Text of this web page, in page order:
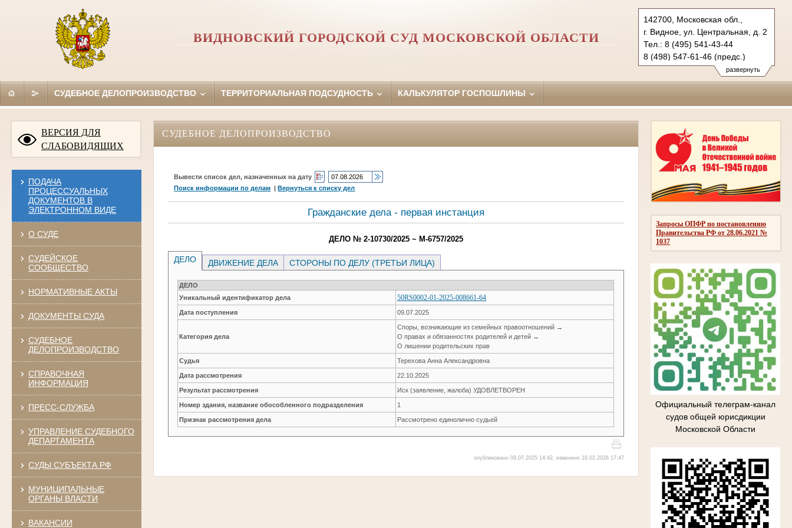
развернуть
142700, Московская обл.,
г. Видное, ул. Центральная, д. 2
Тел.: 8 (495) 541-43-44
8 (498) 547-61-46 (предс.)
vidnoe.mo@sudrf.ru
ВИДНОВСКИЙ ГОРОДСКОЙ СУД МОСКОВСКОЙ ОБЛАСТИ
СУДЕБНОЕ ДЕЛОПРОИЗВОДСТВО ТЕРРИТОРИАЛЬНАЯ ПОДСУДНОСТЬ КАЛЬКУЛЯТОР ГОСПОШЛИНЫ
ВЕРСИЯ ДЛЯ
СЛАБОВИДЯЩИХ
ПОДАЧА
ПРОЦЕССУАЛЬНЫХ
ДОКУМЕНТОВ В
ЭЛЕКТРОННОМ ВИДЕ
О СУДЕ
СУДЕЙСКОЕ
СООБЩЕСТВО
НОРМАТИВНЫЕ АКТЫ
ДОКУМЕНТЫ СУДА
СУДЕБНОЕ
ДЕЛОПРОИЗВОДСТВО
СПРАВОЧНАЯ
ИНФОРМАЦИЯ
ПРЕСС-СЛУЖБА
УПРАВЛЕНИЕ СУДЕБНОГО
ДЕПАРТАМЕНТА
СУДЫ СУБЪЕКТА РФ
МУНИЦИПАЛЬНЫЕ
ОРГАНЫ ВЛАСТИ
ВАКАНСИИ
Запросы ОПФР по постановлению
Правительства РФ от 28.06.2021 №
1037
Официальный телеграм-канал
судов общей юрисдикции
Московской Области
СУДЕБНОЕ ДЕЛОПРОИЗВОДСТВО
Вывести список дел, назначенных на дату
Поиск информации по делам |Вернуться к списку дел
Гражданские дела - первая инстанция
ДЕЛО № 2-10730/2025 ~ М-6757/2025
ДЕЛО ДВИЖЕНИЕ ДЕЛА СТОРОНЫ ПО ДЕЛУ (ТРЕТЬИ ЛИЦА)
ДЕЛО
Уникальный идентификатор дела
50RS0002-01-2025-008661-64
Дата поступления 09.07.2025
Категория дела
Споры, возникающие из семейных правоотношений →
О правах и обязанностях родителей и детей →
О лишении родительских прав
Судья Терехова Анна Александровна
Дата рассмотрения 22.10.2025
Результат рассмотрения Иск (заявление, жалоба) УДОВЛЕТВОРЕН
Номер здания, название обособленного подразделения 1
Признак рассмотрения дела Рассмотрено единолично судьей
опубликовано 09.07.2025 14:42, изменено 16.02.2026 17:47